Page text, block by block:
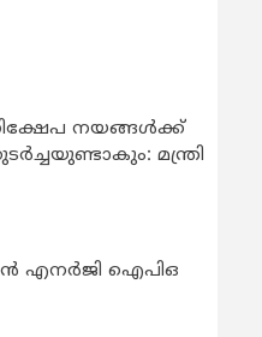
നയങ്ങള്‍ക്ക്
മന്ത്രി
എനർജി ഐപിഒ